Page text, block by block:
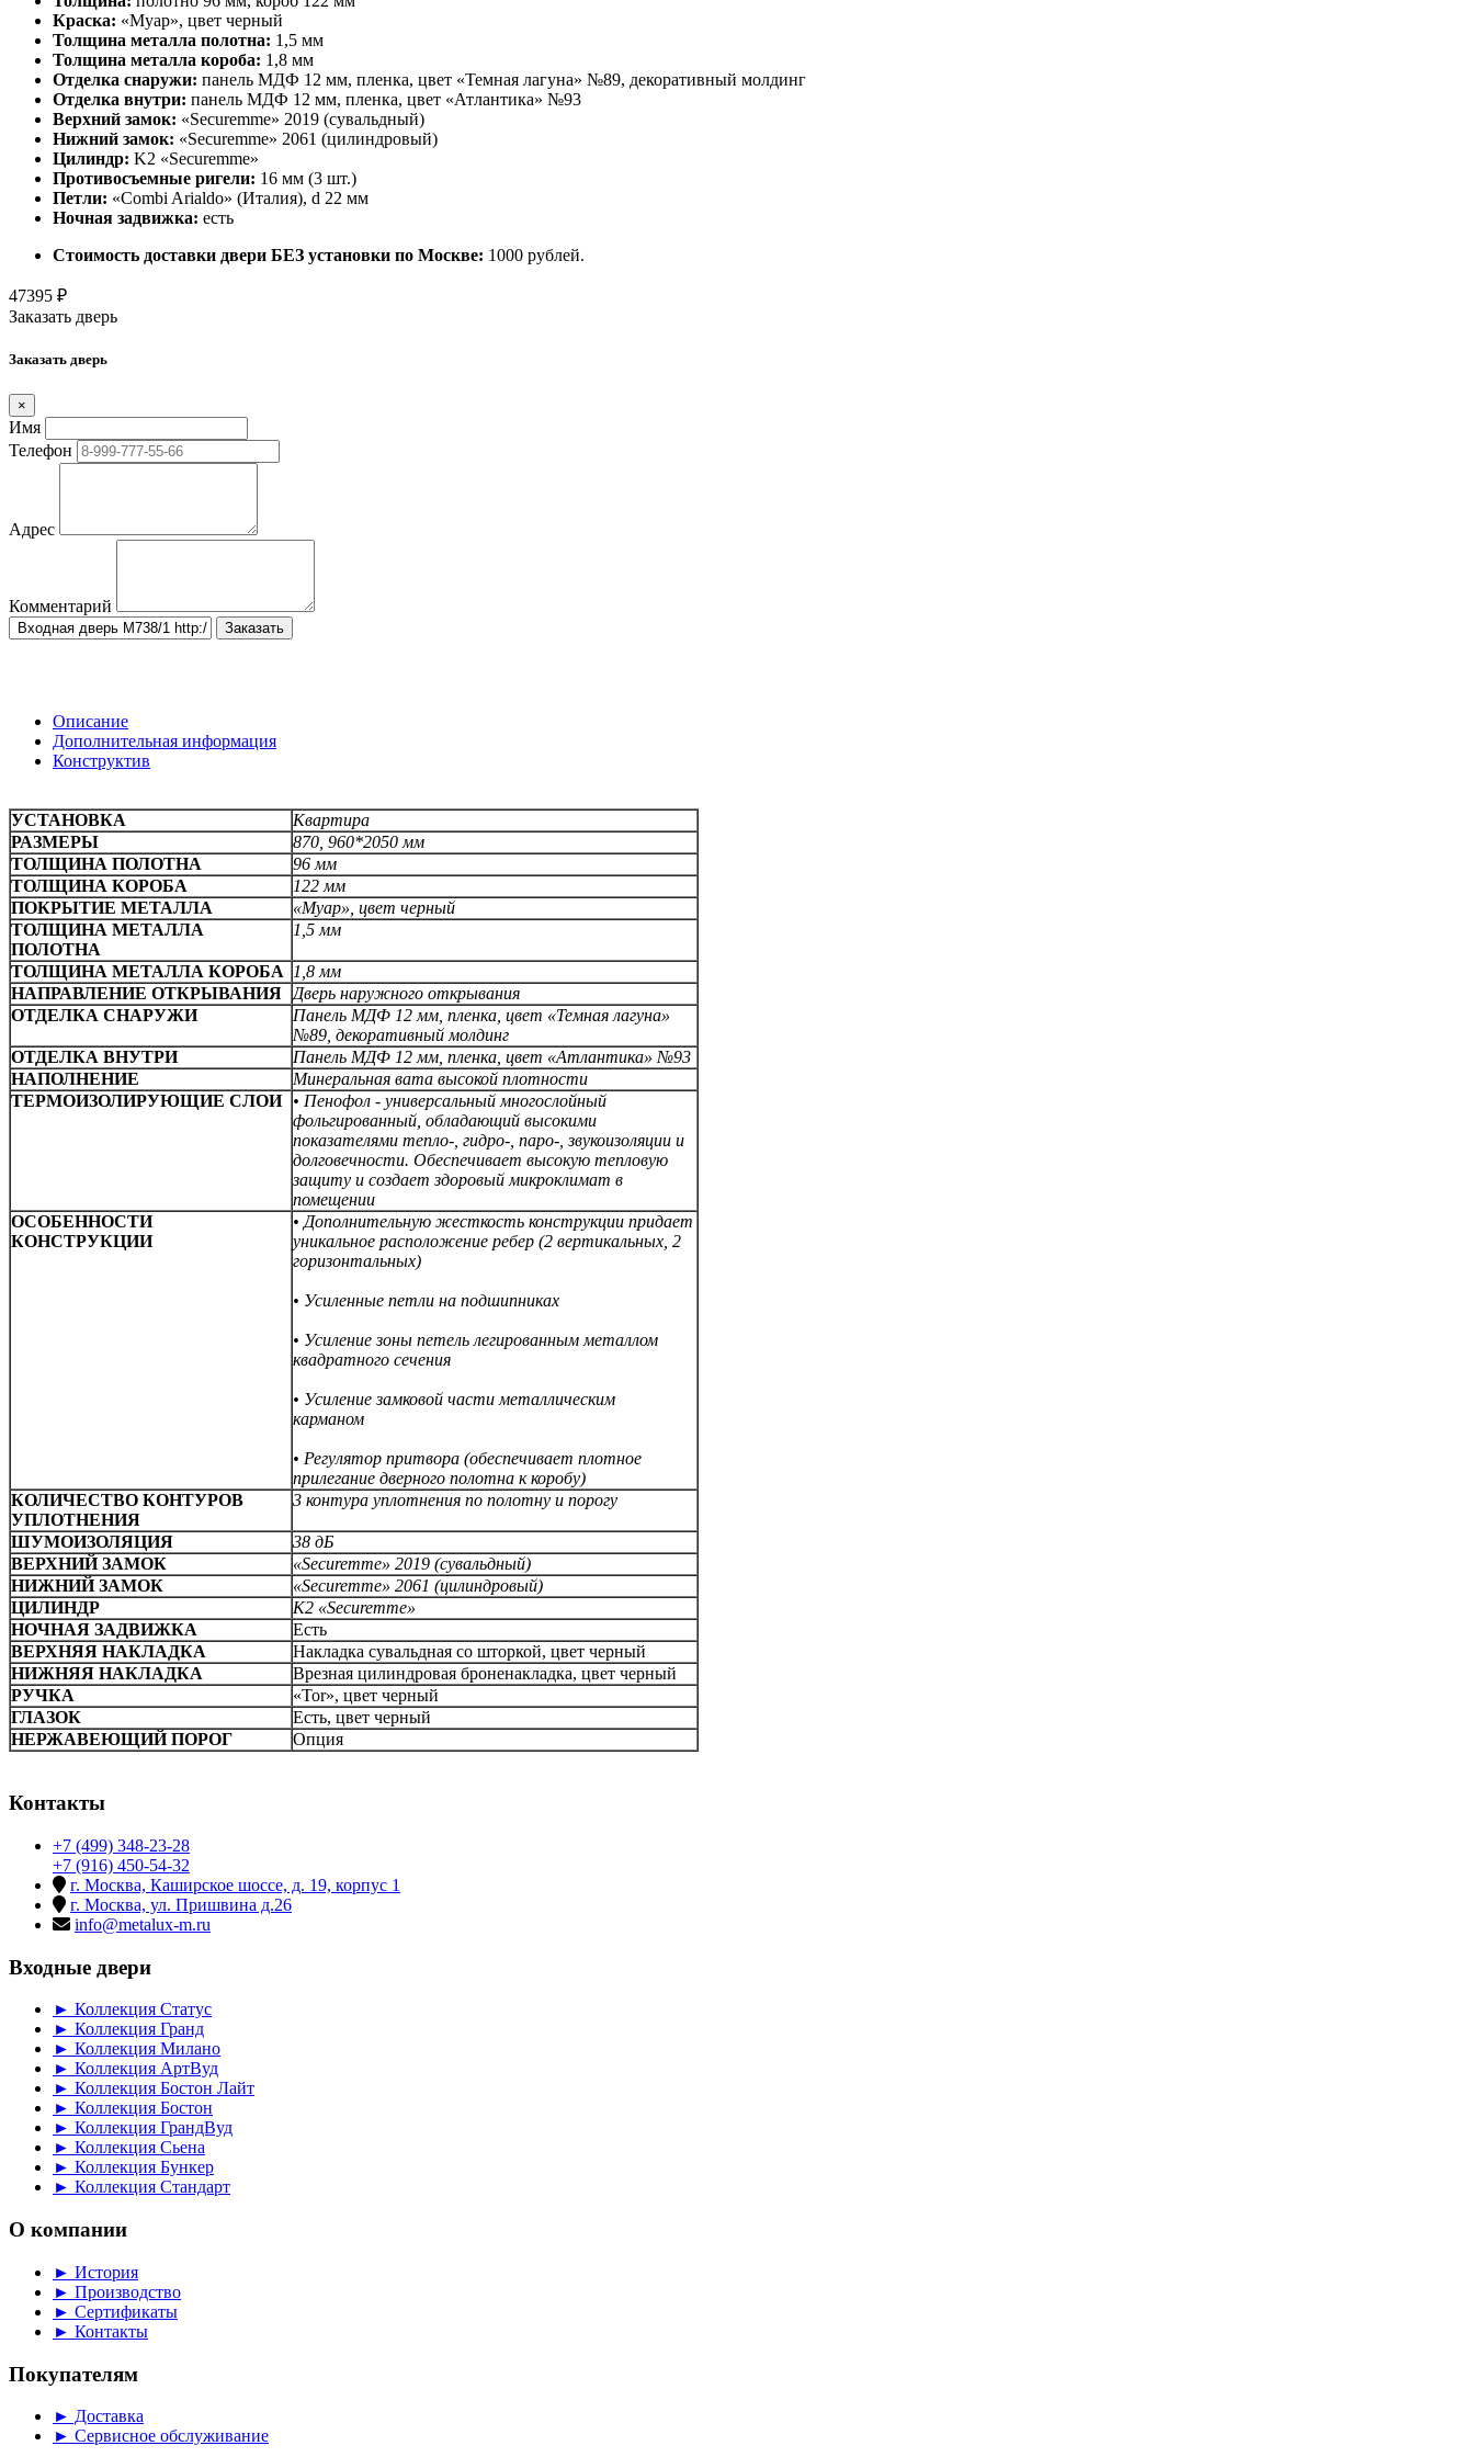
Краска: «Муар», цвет черный
Толщина металла полотна: 1,5 мм
Толщина металла короба: 1,8 мм
Отделка снаружи: панель МДФ 12 мм, пленка, цвет «Темная лагуна» №89, декоративный молдинг
Отделка внутри: панель МДФ 12 мм, пленка, цвет «Атлантика» №93
Верхний замок: «Securemme» 2019 (сувальдный)
Нижний замок: «Securemme» 2061 (цилиндровый)
Цилиндр: K2 «Securemme»
Противосъемные ригели: 16 мм (3 шт.)
Петли: «Combi Arialdo» (Италия), d 22 мм
Ночная задвижка: есть
Стоимость доставки двери БЕЗ установки по Москве: 1000 рублей.
47395 ₽
Заказать дверь
Заказать дверь
×
Имя
Телефон
Адрес
Комментарий
Заказать
Описание
Дополнительная информация
Конструктив
УСТАНОВКА
Квартира
РАЗМЕРЫ
870, 960*2050 мм
ТОЛЩИНА ПОЛОТНА
96 мм
ТОЛЩИНА КОРОБА
122 мм
ПОКРЫТИЕ МЕТАЛЛА
«Муар», цвет черный
ТОЛЩИНА МЕТАЛЛА
ПОЛОТНА
1,5 мм
ТОЛЩИНА МЕТАЛЛА КОРОБА
1,8 мм
НАПРАВЛЕНИЕ ОТКРЫВАНИЯ
Дверь наружного открывания
ОТДЕЛКА СНАРУЖИ
Панель МДФ 12 мм, пленка, цвет «Темная лагуна»
№89, декоративный молдинг
ОТДЕЛКА ВНУТРИ
Панель МДФ 12 мм, пленка, цвет «Атлантика» №93
НАПОЛНЕНИЕ
Минеральная вата высокой плотности
ТЕРМОИЗОЛИРУЮЩИЕ СЛОИ
• Пенофол - универсальный многослойный
фольгированный, обладающий высокими
показателями тепло-, гидро-, паро-, звукоизоляции и
долговечности. Обеспечивает высокую тепловую
защиту и создает здоровый микроклимат в
помещении
ОСОБЕННОСТИ
КОНСТРУКЦИИ
• Дополнительную жесткость конструкции придает
уникальное расположение ребер (2 вертикальных, 2
горизонтальных)
• Усиленные петли на подшипниках
• Усиление зоны петель легированным металлом
квадратного сечения
• Усиление замковой части металлическим
карманом
• Регулятор притвора (обеспечивает плотное
прилегание дверного полотна к коробу)
КОЛИЧЕСТВО КОНТУРОВ
УПЛОТНЕНИЯ
3 контура уплотнения по полотну и порогу
ШУМОИЗОЛЯЦИЯ
38 дБ
ВЕРХНИЙ ЗАМОК
«Securemme» 2019 (сувальдный)
НИЖНИЙ ЗАМОК
«Securemme» 2061 (цилиндровый)
ЦИЛИНДР
К2 «Securemme»
НОЧНАЯ ЗАДВИЖКА
Есть
ВЕРХНЯЯ НАКЛАДКА
Накладка сувальдная со шторкой, цвет черный
НИЖНЯЯ НАКЛАДКА
Врезная цилиндровая броненакладка, цвет черный
РУЧКА
«Tor», цвет черный
ГЛАЗОК
Есть, цвет черный
НЕРЖАВЕЮЩИЙ ПОРОГ
Опция
Контакты
+7 (499) 348-23-28
+7 (916) 450-54-32
г. Москва, Каширское шоссе, д. 19, корпус 1
г. Москва, ул. Пришвина д.26
info@metalux-m.ru
Входные двери
► Коллекция Статус
► Коллекция Гранд
► Коллекция Милано
► Коллекция АртВуд
► Коллекция Бостон Лайт
► Коллекция Бостон
► Коллекция ГрандВуд
► Коллекция Сьена
► Коллекция Бункер
► Коллекция Стандарт
О компании
► История
► Производство
► Сертификаты
► Контакты
Покупателям
► Доставка
► Сервисное обслуживание